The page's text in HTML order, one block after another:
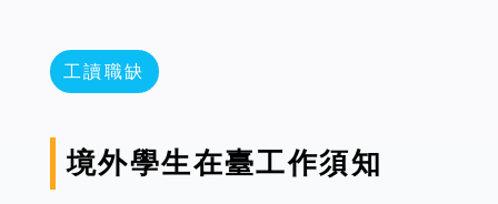
工讀職缺
境外學生在臺工作須知